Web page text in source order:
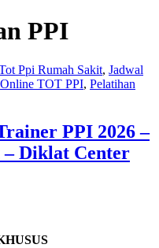
PPI
Ppi Rumah Sakit, Jadwal
TOT PPI, Pelatihan
PPI 2026 –
– Diklat Center